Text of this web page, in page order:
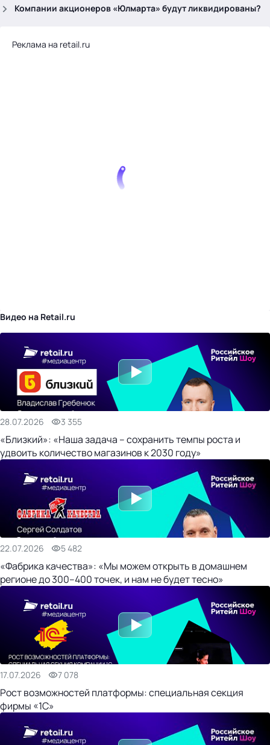
Компании акционеров «Юлмарта» будут ликвидированы?
Реклама на retail.ru
Видео на Retail.ru
28.07.2026 3 355
«Близкий»: «Наша задача – сохранить темпы роста и
удвоить количество магазинов к 2030 году»
22.07.2026 5 482
«Фабрика качества»: «Мы можем открыть в домашнем
регионе до 300–400 точек, и нам не будет тесно»
17.07.2026 7 078
Рост возможностей платформы: специальная секция
фирмы «1С»